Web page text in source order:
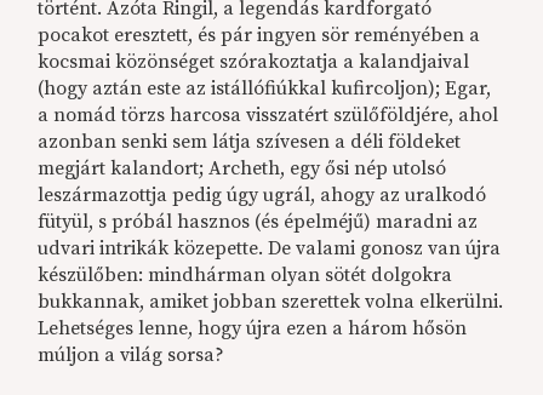
történt. Azóta Ringil, a legendás kardforgató
pocakot eresztett, és pár ingyen sör reményében a
kocsmai közönséget szórakoztatja a kalandjaival
(hogy aztán este az istállófiúkkal kufircoljon); Egar,
a nomád törzs harcosa visszatért szülőföldjére, ahol
azonban senki sem látja szívesen a déli földeket
megjárt kalandort; Archeth, egy ősi nép utolsó
leszármazottja pedig úgy ugrál, ahogy az uralkodó
fütyül, s próbál hasznos (és épelméjű) maradni az
udvari intrikák közepette. De valami gonosz van újra
készülőben: mindhárman olyan sötét dolgokra
bukkannak, amiket jobban szerettek volna elkerülni.
Lehetséges lenne, hogy újra ezen a három hősön
múljon a világ sorsa?